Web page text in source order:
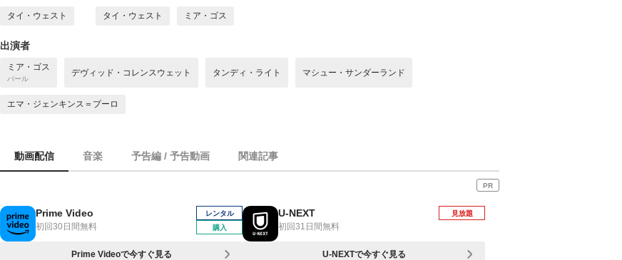
タイ・ウェスト タイ・ウェスト ミア・ゴス
出演者
ミア・ゴス
パール
デヴィッド・コレンスウェット タンディ・ライト マシュー・サンダーランド
エマ・ジェンキンス＝プーロ
動画配信 音楽 予告編 / 予告動画 関連記事
PR
Prime Video
初回30日間無料
レンタル
購入
Prime Videoで今すぐ見る
U-NEXT
初回31日間無料
見放題
U-NEXTで今すぐ見る